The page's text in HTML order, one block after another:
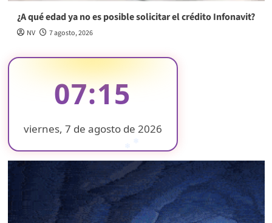
¿A qué edad ya no es posible solicitar el crédito Infonavit?
NV 7 agosto, 2026
07:15
viernes, 7 de agosto de 2026
❄
❄
❄
❄
❄
❄